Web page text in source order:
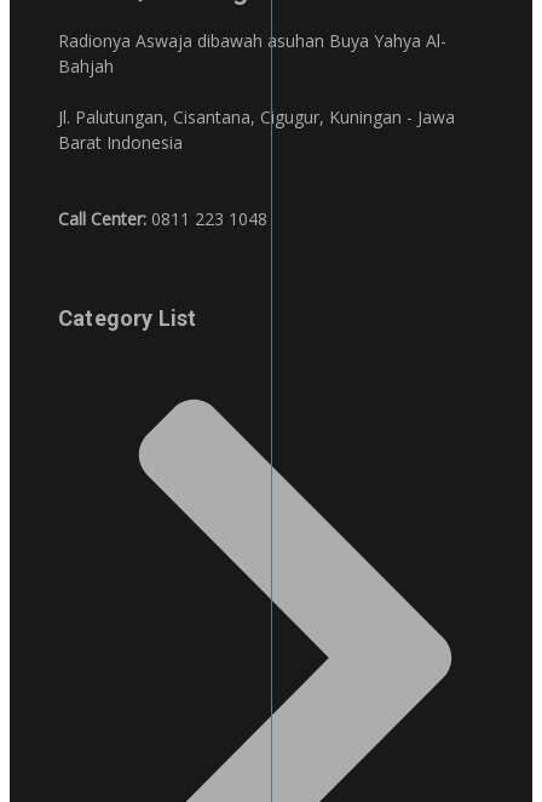
Radionya Aswaja dibawah asuhan Buya Yahya Al-
Bahjah
Jl. Palutungan, Cisantana, Cigugur, Kuningan - Jawa
Barat Indonesia
Call Center: 0811 223 1048
Category List